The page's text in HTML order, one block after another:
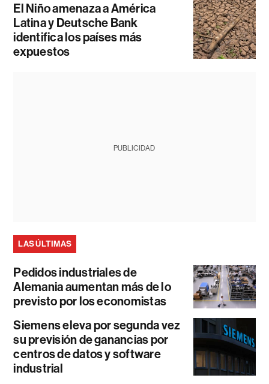
El Niño amenaza a América
Latina y Deutsche Bank
identifica los países más
expuestos
PUBLICIDAD
LAS ÚLTIMAS
Pedidos industriales de
Alemania aumentan más de lo
previsto por los economistas
Siemens eleva por segunda vez
su previsión de ganancias por
centros de datos y software
industrial